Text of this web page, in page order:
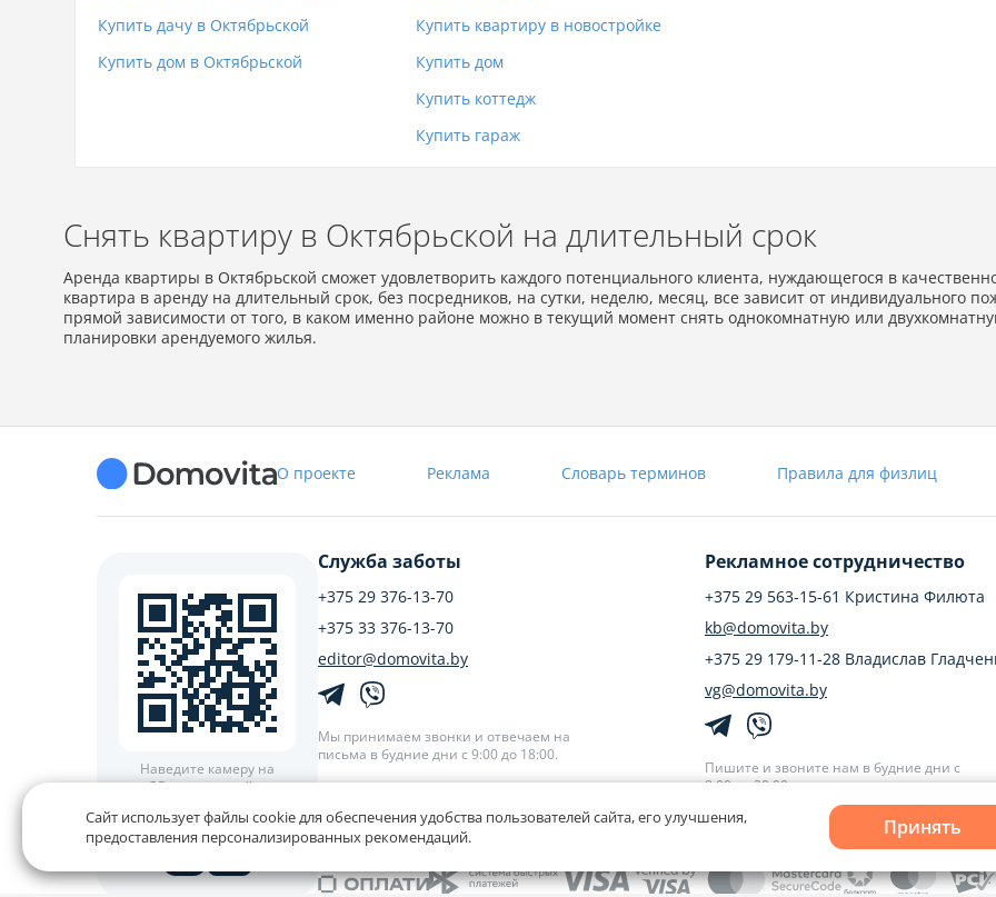
Купить дачу в Октябрьской
Купить дом в Октябрьской
Купить квартиру в новостройке
Купить дом
Купить коттедж
Купить гараж
Снять квартиру в Октябрьской на длительный срок
Аренда квартиры в Октябрьской сможет удовлетворить каждого потенциального клиента, нуждающегося в
квартира в аренду на длительный срок, без посредников, на сутки, неделю, месяц, все зависит от индивидуального
прямой зависимости от того, в каком именно районе можно в текущий момент снять однокомнатную или
планировки арендуемого жилья.
О проекте Реклама Словарь терминов Правила для физлиц
Наведите камеру на
QR-код и скачайте
Служба заботы
+375 29 376-13-70
+375 33 376-13-70
editor@domovita.by
Мы принимаем звонки и отвечаем на
письма в будние дни с 9:00 до 18:00.
Рекламное сотрудничество
+375 29 563-15-61 Кристина Филюта
kb@domovita.by
+375 29 179-11-28 Владислав
vg@domovita.by
Пишите и звоните нам в будние дни с
8:00 до 20:00.
Наш рейтинг 5 из 5 (1040)
Сайт использует файлы cookie для обеспечения удобства пользователей сайта, его улучшения,
предоставления персонализированных рекомендаций.
Принять